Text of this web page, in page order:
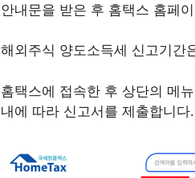
안내문을 받은 후 홈택스 홈페
해외주식 양도소득세 신고기간
홈택스에 접속한 후 상단의 메
내에 따라 신고서를 제출합니다.